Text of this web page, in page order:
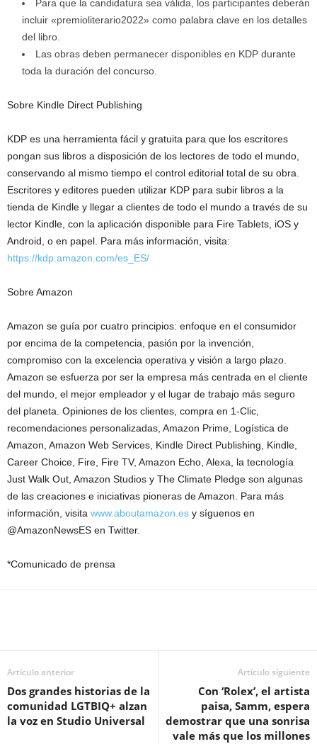
Para que la candidatura sea válida, los participantes deberán
incluir «premioliterario2022» como palabra clave en los detalles
del libro.
Las obras deben permanecer disponibles en KDP durante
toda la duración del concurso.
Sobre Kindle Direct Publishing
KDP es una herramienta fácil y gratuita para que los escritores
pongan sus libros a disposición de los lectores de todo el mundo,
conservando al mismo tiempo el control editorial total de su obra.
Escritores y editores pueden utilizar KDP para subir libros a la
tienda de Kindle y llegar a clientes de todo el mundo a través de su
lector Kindle, con la aplicación disponible para Fire Tablets, iOS y
Android, o en papel. Para más información, visita:
https://kdp.amazon.com/es_ES/
Sobre Amazon
Amazon se guía por cuatro principios: enfoque en el consumidor
por encima de la competencia, pasión por la invención,
compromiso con la excelencia operativa y visión a largo plazo.
Amazon se esfuerza por ser la empresa más centrada en el cliente
del mundo, el mejor empleador y el lugar de trabajo más seguro
del planeta. Opiniones de los clientes, compra en 1-Clic,
recomendaciones personalizadas, Amazon Prime, Logística de
Amazon, Amazon Web Services, Kindle Direct Publishing, Kindle,
Career Choice, Fire, Fire TV, Amazon Echo, Alexa, la tecnología
Just Walk Out, Amazon Studios y The Climate Pledge son algunas
de las creaciones e iniciativas pioneras de Amazon. Para más
información, visita www.aboutamazon.es y síguenos en
@AmazonNewsES en Twitter.
*Comunicado de prensa
Artículo anterior
Dos grandes historias de la
comunidad LGTBIQ+ alzan
la voz en Studio Universal
Artículo siguiente
Con ‘Rolex’, el artista
paisa, Samm, espera
demostrar que una sonrisa
vale más que los millones